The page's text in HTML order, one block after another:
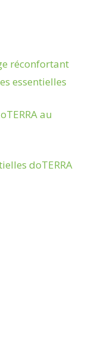
réconfortant
essentielles
au
doTERRA